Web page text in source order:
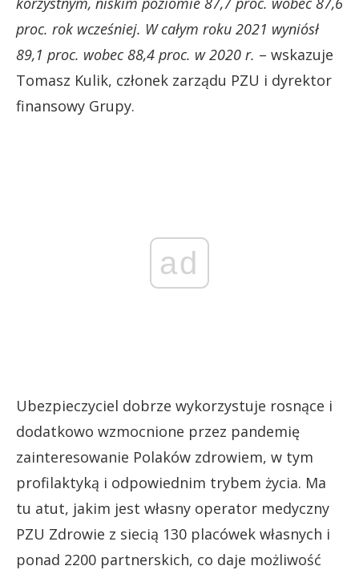
proc. rok wcześniej. W całym roku 2021 wyniósł
89,1 proc. wobec 88,4 proc. w 2020 r. – wskazuje
Tomasz Kulik, członek zarządu PZU i dyrektor
finansowy Grupy.
ad
Ubezpieczyciel dobrze wykorzystuje rosnące i
dodatkowo wzmocnione przez pandemię
zainteresowanie Polaków zdrowiem, w tym
profilaktyką i odpowiednim trybem życia. Ma
tu atut, jakim jest własny operator medyczny
PZU Zdrowie z siecią 130 placówek własnych i
ponad 2200 partnerskich, co daje możliwość